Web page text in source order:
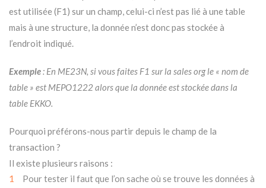
est utilisée (F1) sur un champ, celui-ci n’est pas lié à une table
mais à une structure, la donnée n’est donc pas stockée à
l’endroit indiqué.
Exemple: En ME23N, si vous faites F1 sur la sales org le « nom de
table » est MEPO1222 alors que la donnée est stockée dans la
table EKKO.
Pourquoi préférons-nous partir depuis le champ de la
transaction ?
Il existe plusieurs raisons :
1
Pour tester il faut que l’on sache où se trouve les données à